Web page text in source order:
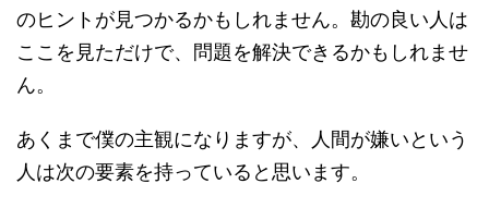
のヒントが見つかるかもしれません。勘の良い人は
ここを見ただけで、問題を解決できるかもしれませ
ん。
あくまで僕の主観になりますが、人間が嫌いという
人は次の要素を持っていると思います。